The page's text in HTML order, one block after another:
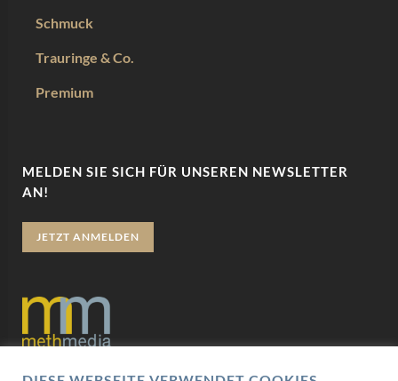
Schmuck
Trauringe & Co.
Premium
MELDEN SIE SICH FÜR UNSEREN NEWSLETTER
AN!
JETZT ANMELDEN